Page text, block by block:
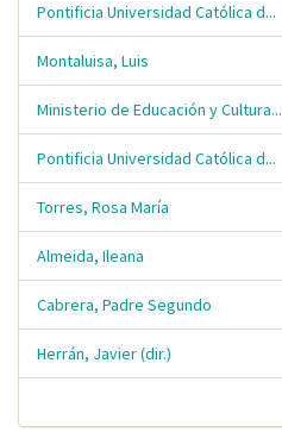
Pontificia Universidad Católica d...
Montaluisa, Luis
Ministerio de Educación y Cultura...
Pontificia Universidad Católica d...
Torres, Rosa María
Almeida, Ileana
Cabrera, Padre Segundo
Herrán, Javier (dir.)